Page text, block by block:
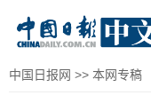
中国日报网 >> 本网专稿